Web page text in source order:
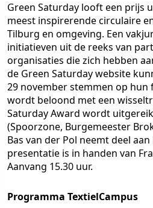
Green Saturday looft een prijs
meest inspirerende circulaire
Tilburg en omgeving. Een
initiatieven uit de reeks van
organisaties die zich hebben
de Green Saturday website
29 november stemmen op hun
wordt beloond met een
Saturday Award wordt
(Spoorzone, Burgemeester
Bas van der Pol neemt deel
presentatie is in handen van
Aanvang 15.30 uur.
Programma TextielCampus